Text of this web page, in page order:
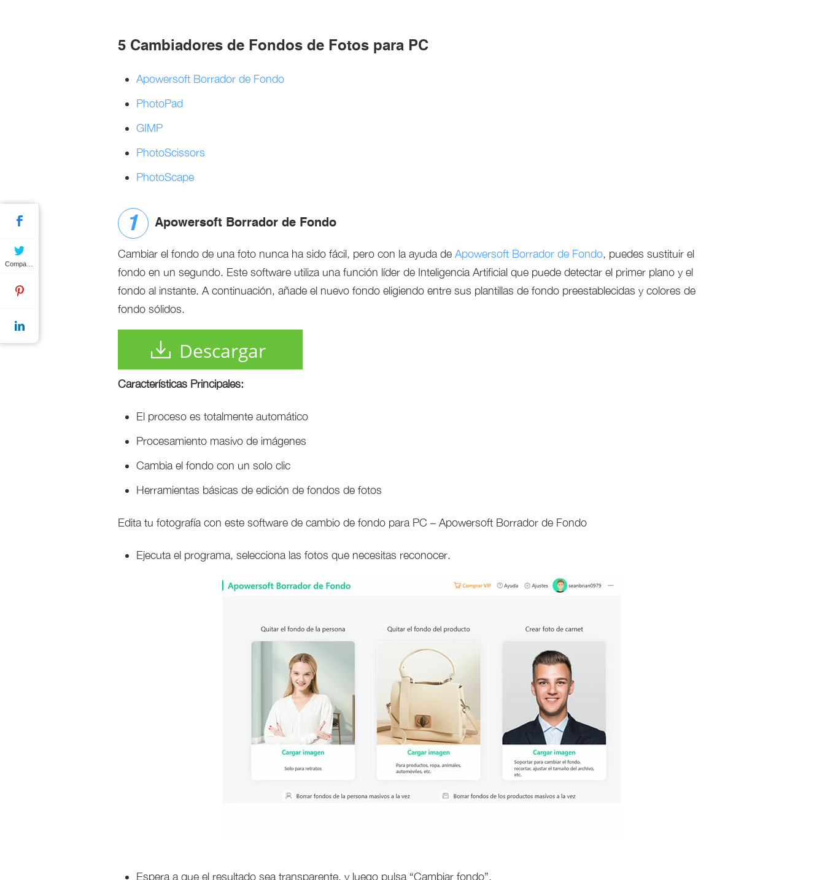
5 Cambiadores de Fondos de Fotos para PC
Apowersoft Borrador de Fondo
PhotoPad
GIMP
PhotoScissors
PhotoScape
Apowersoft Borrador de Fondo
Cambiar el fondo de una foto nunca ha sido fácil, pero con la ayuda de Apowersoft Borrador de Fondo, puedes sustituir el
fondo en un segundo. Este software utiliza una función líder de Inteligencia Artificial que puede detectar el primer plano y el
fondo al instante. A continuación, añade el nuevo fondo eligiendo entre sus plantillas de fondo preestablecidas y colores de
fondo sólidos.
Descargar
Características Principales:
El proceso es totalmente automático
Procesamiento masivo de imágenes
Cambia el fondo con un solo clic
Herramientas básicas de edición de fondos de fotos
Edita tu fotografía con este software de cambio de fondo para PC – Apowersoft Borrador de Fondo
Ejecuta el programa, selecciona las fotos que necesitas reconocer.
Espera a que el resultado sea transparente, y luego pulsa “Cambiar fondo”.